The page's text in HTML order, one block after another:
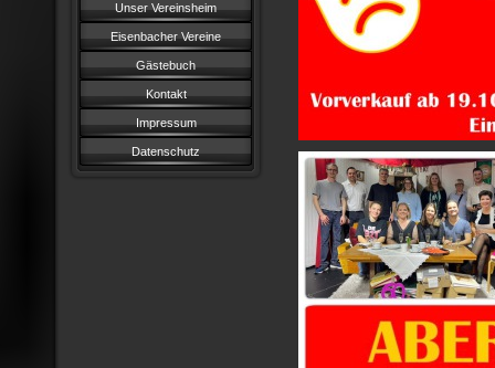
Unser Vereinsheim
Eisenbacher Vereine
Gästebuch
Kontakt
Impressum
Datenschutz